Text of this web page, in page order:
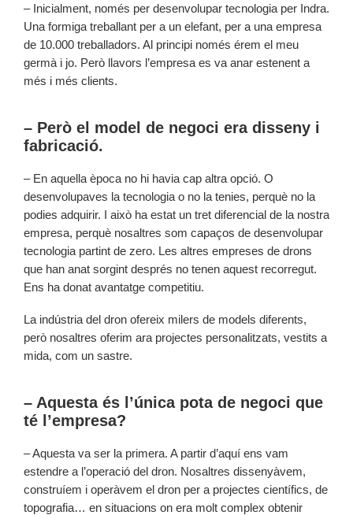
– Inicialment, només per desenvolupar tecnologia per Indra.
Una formiga treballant per a un elefant, per a una empresa
de 10.000 treballadors. Al principi només érem el meu
germà i jo. Però llavors l’empresa es va anar estenent a
més i més clients.
– Però el model de negoci era disseny i
fabricació.
– En aquella època no hi havia cap altra opció. O
desenvolupaves la tecnologia o no la tenies, perquè no la
podies adquirir. I això ha estat un tret diferencial de la nostra
empresa, perquè nosaltres som capaços de desenvolupar
tecnologia partint de zero. Les altres empreses de drons
que han anat sorgint després no tenen aquest recorregut.
Ens ha donat avantatge competitiu.
La indústria del dron ofereix milers de models diferents,
però nosaltres oferim ara projectes personalitzats, vestits a
mida, com un sastre.
– Aquesta és l’única pota de negoci que
té l’empresa?
– Aquesta va ser la primera. A partir d’aquí ens vam
estendre a l’operació del dron. Nosaltres dissenyàvem,
construíem i operàvem el dron per a projectes científics, de
topografia… en situacions on era molt complex obtenir